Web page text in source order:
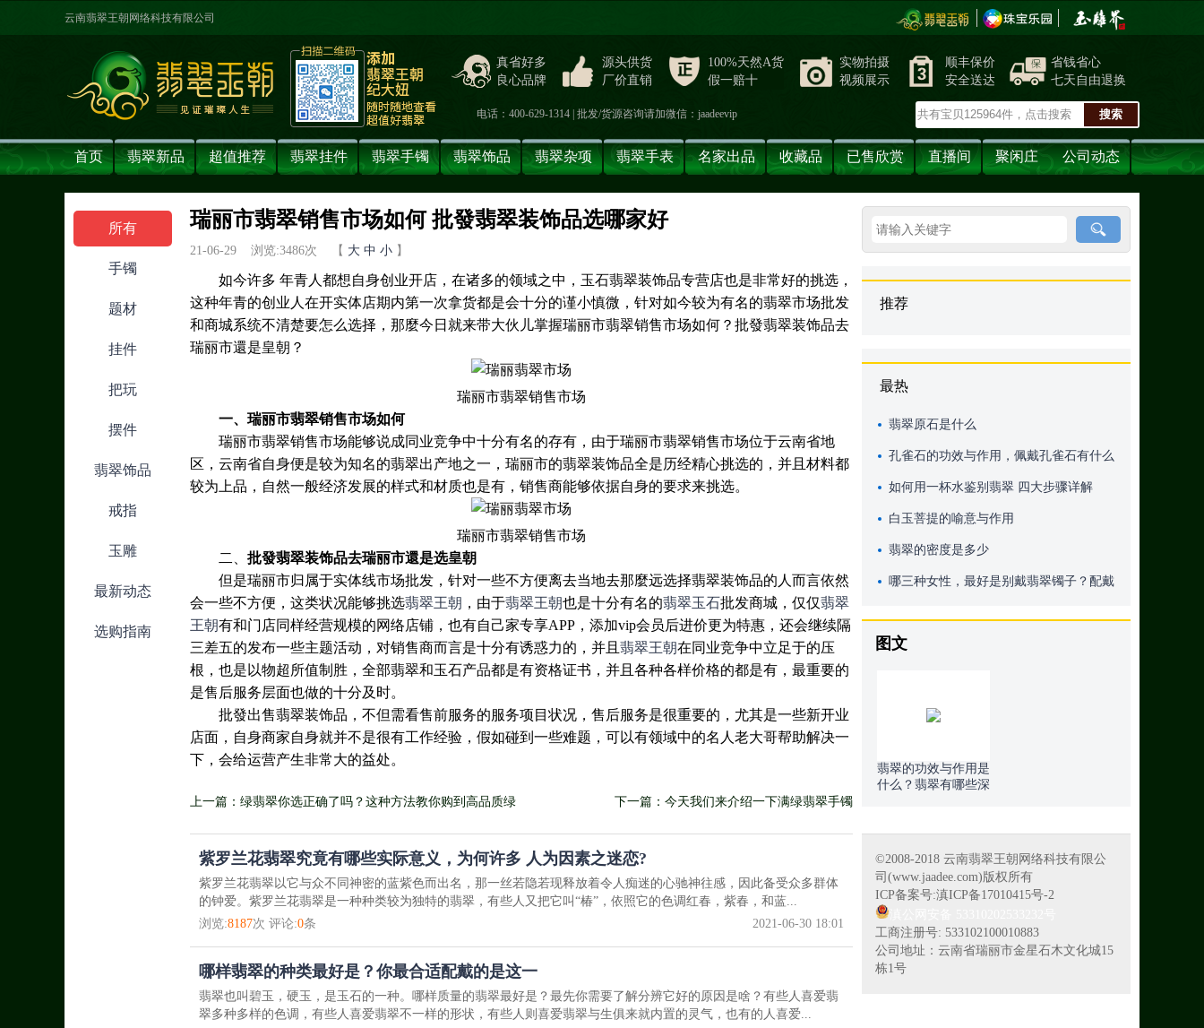
云南翡翠王朝网络科技有限公司
真省好多
良心品牌
源头供货
厂价直销
100%天然A货
假一赔十
实物拍摄
视频展示
顺丰保价
安全送达
省钱省心
七天自由退换
电话：400-629-1314 | 批发/货源咨询请加微信：jaadeevip
首页 翡翠新品 超值推荐 翡翠挂件 翡翠手镯 翡翠饰品 翡翠杂项 翡翠手表 名家出品 收藏品 已售欣赏 直播间 聚闲庄 公司动态
所有
手镯
题材
挂件
把玩
摆件
翡翠饰品
戒指
玉雕
最新动态
选购指南
瑞丽市翡翠销售市场如何 批發翡翠装饰品选哪家好
21-06-29 浏览:3486次 【 大 中 小 】
如今许多 年青人都想自身创业开店，在诸多的领域之中，玉石翡翠装饰品专营店也是非常好的挑选，
这种年青的创业人在开实体店期内第一次拿货都是会十分的谨小慎微，针对如今较为有名的翡翠市场批发
和商城系统不清楚要怎么选择，那麼今日就来带大伙儿掌握瑞丽市翡翠销售市场如何？批發翡翠装饰品去
瑞丽市還是皇朝？
瑞丽市翡翠销售市场
一、 瑞丽市翡翠销售市场如何
瑞丽市翡翠销售市场能够说成同业竞争中十分有名的存有，由于瑞丽市翡翠销售市场位于云南省地
区，云南省自身便是较为知名的翡翠出产地之一，瑞丽市的翡翠装饰品全是历经精心挑选的，并且材料都
较为上品，自然一般经济发展的样式和材质也是有，销售商能够依据自身的要求来挑选。
瑞丽市翡翠销售市场
二、 批發翡翠装饰品去瑞丽市還是选皇朝
但是瑞丽市归属于实体线市场批发，针对一些不方便离去当地去那麼远选择翡翠装饰品的人而言依然
会一些不方便，这类状况能够挑选翡翠王朝 ，由于翡翠王朝也是十分有名的翡翠玉石批发商城，仅仅翡翠
王朝有和门店同样经营规模的网络店铺，也有自己家专享APP，添加vip会员后进价更为特惠，还会继续隔
三差五的发布一些主题活动，对销售商而言是十分有诱惑力的，并且 翡翠王朝在同业竞争中立足于的压
根，也是以物超所值制胜，全部翡翠和玉石产品都是有资格证书，并且各种各样价格的都是有，最重要的
是售后服务层面也做的十分及时。
批發出售翡翠装饰品，不但需看售前服务的服务项目状况，售后服务是很重要的，尤其是一些新开业
店面，自身商家自身就并不是很有工作经验，假如碰到一些难题，可以有领域中的名人老大哥帮助解决一
下，会给运营产生非常大的益处。
上一篇：绿翡翠你选正确了吗？这种方法教你购到高品质绿
下一篇：今天我们来介绍一下满绿翡翠手镯
紫罗兰花翡翠究竟有哪些实际意义，为何许多 人为因素之迷恋?
紫罗兰花翡翠以它与众不同神密的蓝紫色而出名，那一丝若隐若现释放着令人痴迷的心驰神往感，因此备受众多群体
的钟爱。紫罗兰花翡翠是一种种类较为独特的翡翠，有些人又把它叫“椿”，依照它的色调红春，紫春，和蓝...
浏览:8187次 评论:0条 2021-06-30 18:01
哪样翡翠的种类最好是？你最合适配戴的是这一
翡翠也叫碧玉，硬玉，是玉石的一种。哪样质量的翡翠最好是？最先你需要了解分辨它好的原因是啥？有些人喜爱翡
翠多种多样的色调，有些人喜爱翡翠不一样的形状，有些人则喜爱翡翠与生俱来就内置的灵气，也有的人喜爱...
推荐
最热
翡翠原石是什么
孔雀石的功效与作用，佩戴孔雀石有什么
好处
如何用一杯水鉴别翡翠 四大步骤详解
白玉菩提的喻意与作用
翡翠的密度是多少
哪三种女性，最好是别戴翡翠镯子？配戴
图文
翡翠的功效与作用是
什么？翡翠有哪些深
©2008-2018 云南翡翠王朝网络科技有限公
司(www.jaadee.com)版权所有
ICP备案号:滇ICP备17010415号-2
工商注册号: 533102100010883
公司地址：云南省瑞丽市金星石木文化城15
栋1号